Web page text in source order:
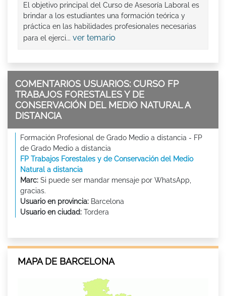
El objetivo principal del Curso de Asesoría Laboral es
brindar a los estudiantes una formación teórica y
práctica en las habilidades profesionales necesarias
para el ejerci... ver temario
COMENTARIOS USUARIOS: CURSO FP
TRABAJOS FORESTALES Y DE
CONSERVACIÓN DEL MEDIO NATURAL A
DISTANCIA
Formación Profesional de Grado Medio a distancia - FP
de Grado Medio a distancia
FP Trabajos Forestales y de Conservación del Medio
Natural a distancia
Marc: Si puede ser mandar mensaje por WhatsApp,
gracias.
Usuario en provincia: Barcelona
Usuario en ciudad: Tordera
MAPA DE BARCELONA